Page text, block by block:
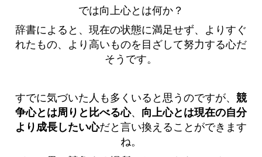
では向上心とは何か？
辞書によると、現在の状態に満足せず、よりすぐ
れたもの、より高いものを目ざして努力する心だ
そうです。
すでに気づいた人も多くいると思うのですが、 競
争心とは周りと比べる心、 向上心とは現在の自分
より成長したい心だと言い換えることができます
ね。